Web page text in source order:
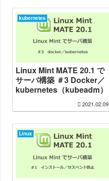
kubernetes
Linux Mint MATE 20.1 で
サーバ構築 ＃3 Docker／
kubernetes（kubeadm）
2021.02.09
Linux